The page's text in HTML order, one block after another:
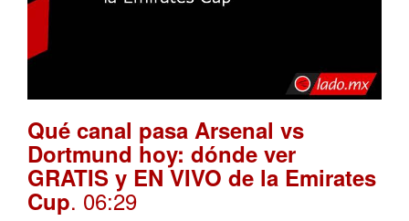
Qué canal pasa Arsenal vs
Dortmund hoy: dónde ver
GRATIS y EN VIVO de la Emirates
Cup. 06:29